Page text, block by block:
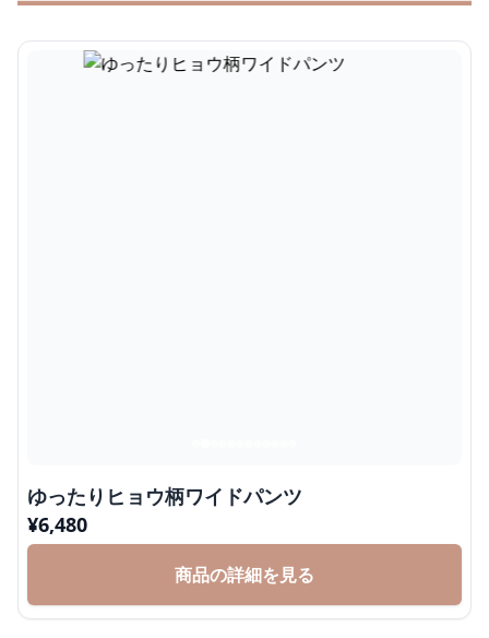
ゆったりヒョウ柄ワイドパンツ
¥6,480
商品の詳細を見る